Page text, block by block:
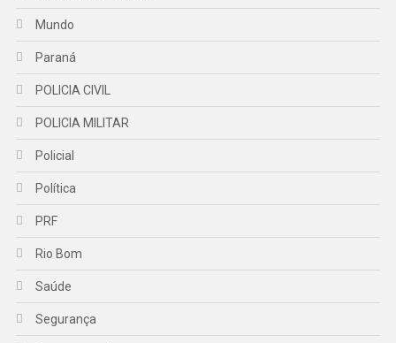
Mundo
Paraná
POLICIA CIVIL
POLICIA MILITAR
Policial
Política
PRF
Rio Bom
Saúde
Segurança